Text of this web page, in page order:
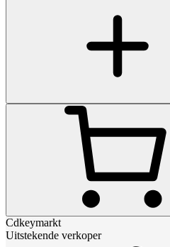
Cdkeymarkt
Uitstekende verkoper